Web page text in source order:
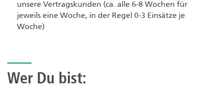
unsere Vertragskunden (ca. alle 6-8 Wochen für
jeweils eine Woche, in der Regel 0-3 Einsätze je
Woche)
Wer Du bist: